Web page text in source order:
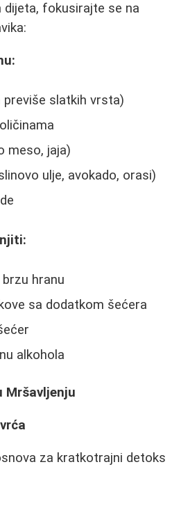
fokusirajte se na
previše slatkih vrsta)
meso, jaja)
ulje, avokado, orasi)
hranu
sa dodatkom šećera
alkohola
Mršavljenju
za kratkotrajni detoks